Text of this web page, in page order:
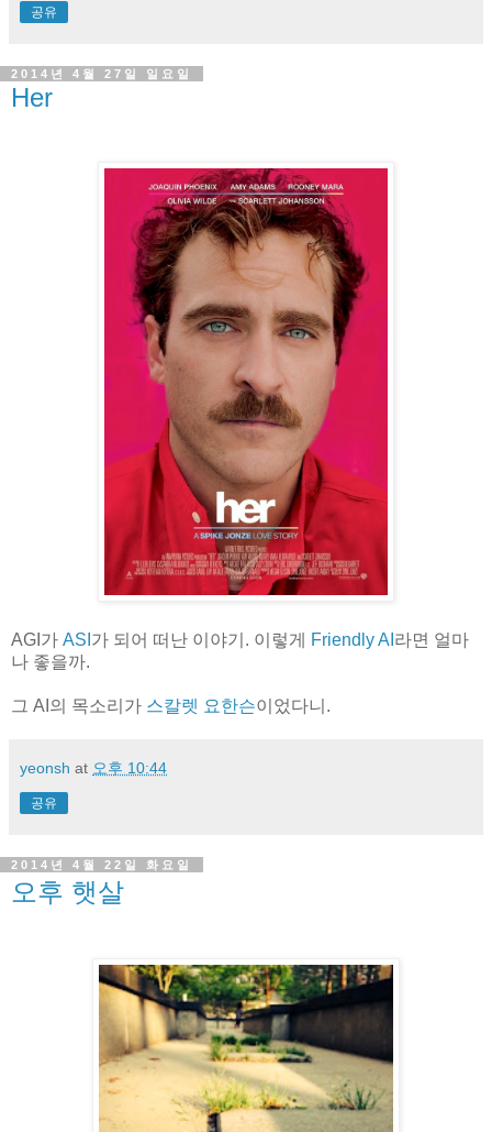
공유
2014년 4월 27일 일요일
Her
AGI가 ASI 가 되어 떠난 이야기. 이렇게 Friendly AI 라면 얼마
나 좋을까.
그 AI의 목소리가 스칼렛 요한슨이었다니.
yeonsh at 오후 10:44
공유
2014년 4월 22일 화요일
오후 햇살